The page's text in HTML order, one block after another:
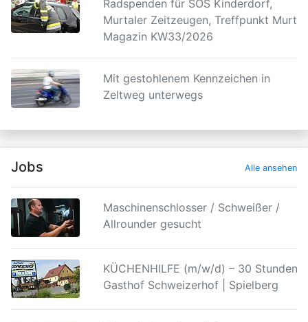
Radspenden für SOS Kinderdorf,
Murtaler Zeitzeugen, Treffpunkt Murtal
Magazin KW33/2026
Mit gestohlenem Kennzeichen in
Zeltweg unterwegs
Jobs Alle ansehen
Maschinenschlosser / Schweißer /
Allrounder gesucht
KÜCHENHILFE (m/w/d) – 30 Stunden |
Gasthof Schweizerhof | Spielberg